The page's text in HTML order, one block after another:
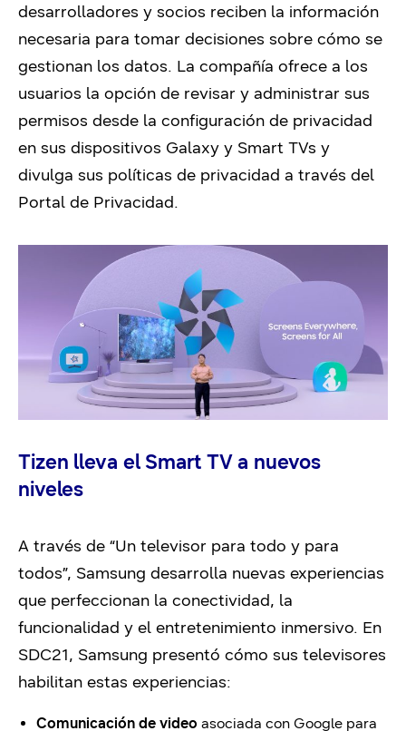
desarrolladores y socios reciben la información
necesaria para tomar decisiones sobre cómo se
gestionan los datos. La compañía ofrece a los
usuarios la opción de revisar y administrar sus
permisos desde la configuración de privacidad
en sus dispositivos Galaxy y Smart TVs y
divulga sus políticas de privacidad a través del
Portal de Privacidad.
Tizen lleva el Smart TV a nuevos
niveles
A través de “Un televisor para todo y para
todos”, Samsung desarrolla nuevas experiencias
que perfeccionan la conectividad, la
funcionalidad y el entretenimiento inmersivo. En
SDC21, Samsung presentó cómo sus televisores
habilitan estas experiencias:
Comunicación de video asociada con Google para